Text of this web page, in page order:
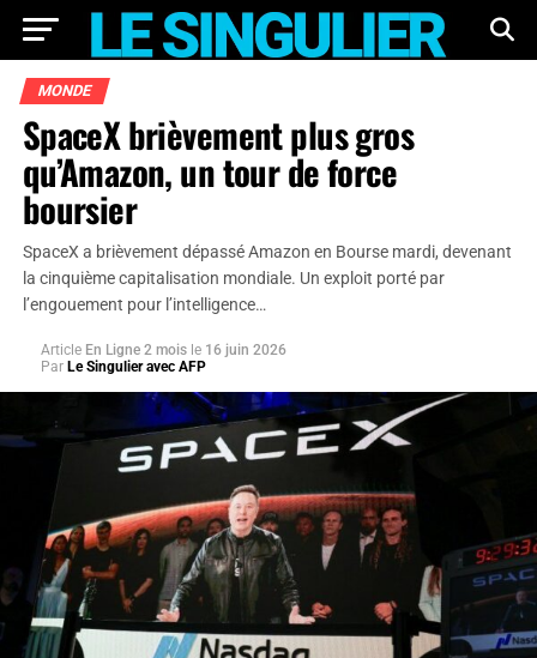
MONDE
SpaceX brièvement plus gros
qu’Amazon, un tour de force
boursier
SpaceX a brièvement dépassé Amazon en Bourse mardi, devenant
la cinquième capitalisation mondiale. Un exploit porté par
l’engouement pour l’intelligence…
Article En Ligne 2 mois le 16 juin 2026
Par Le Singulier avec AFP